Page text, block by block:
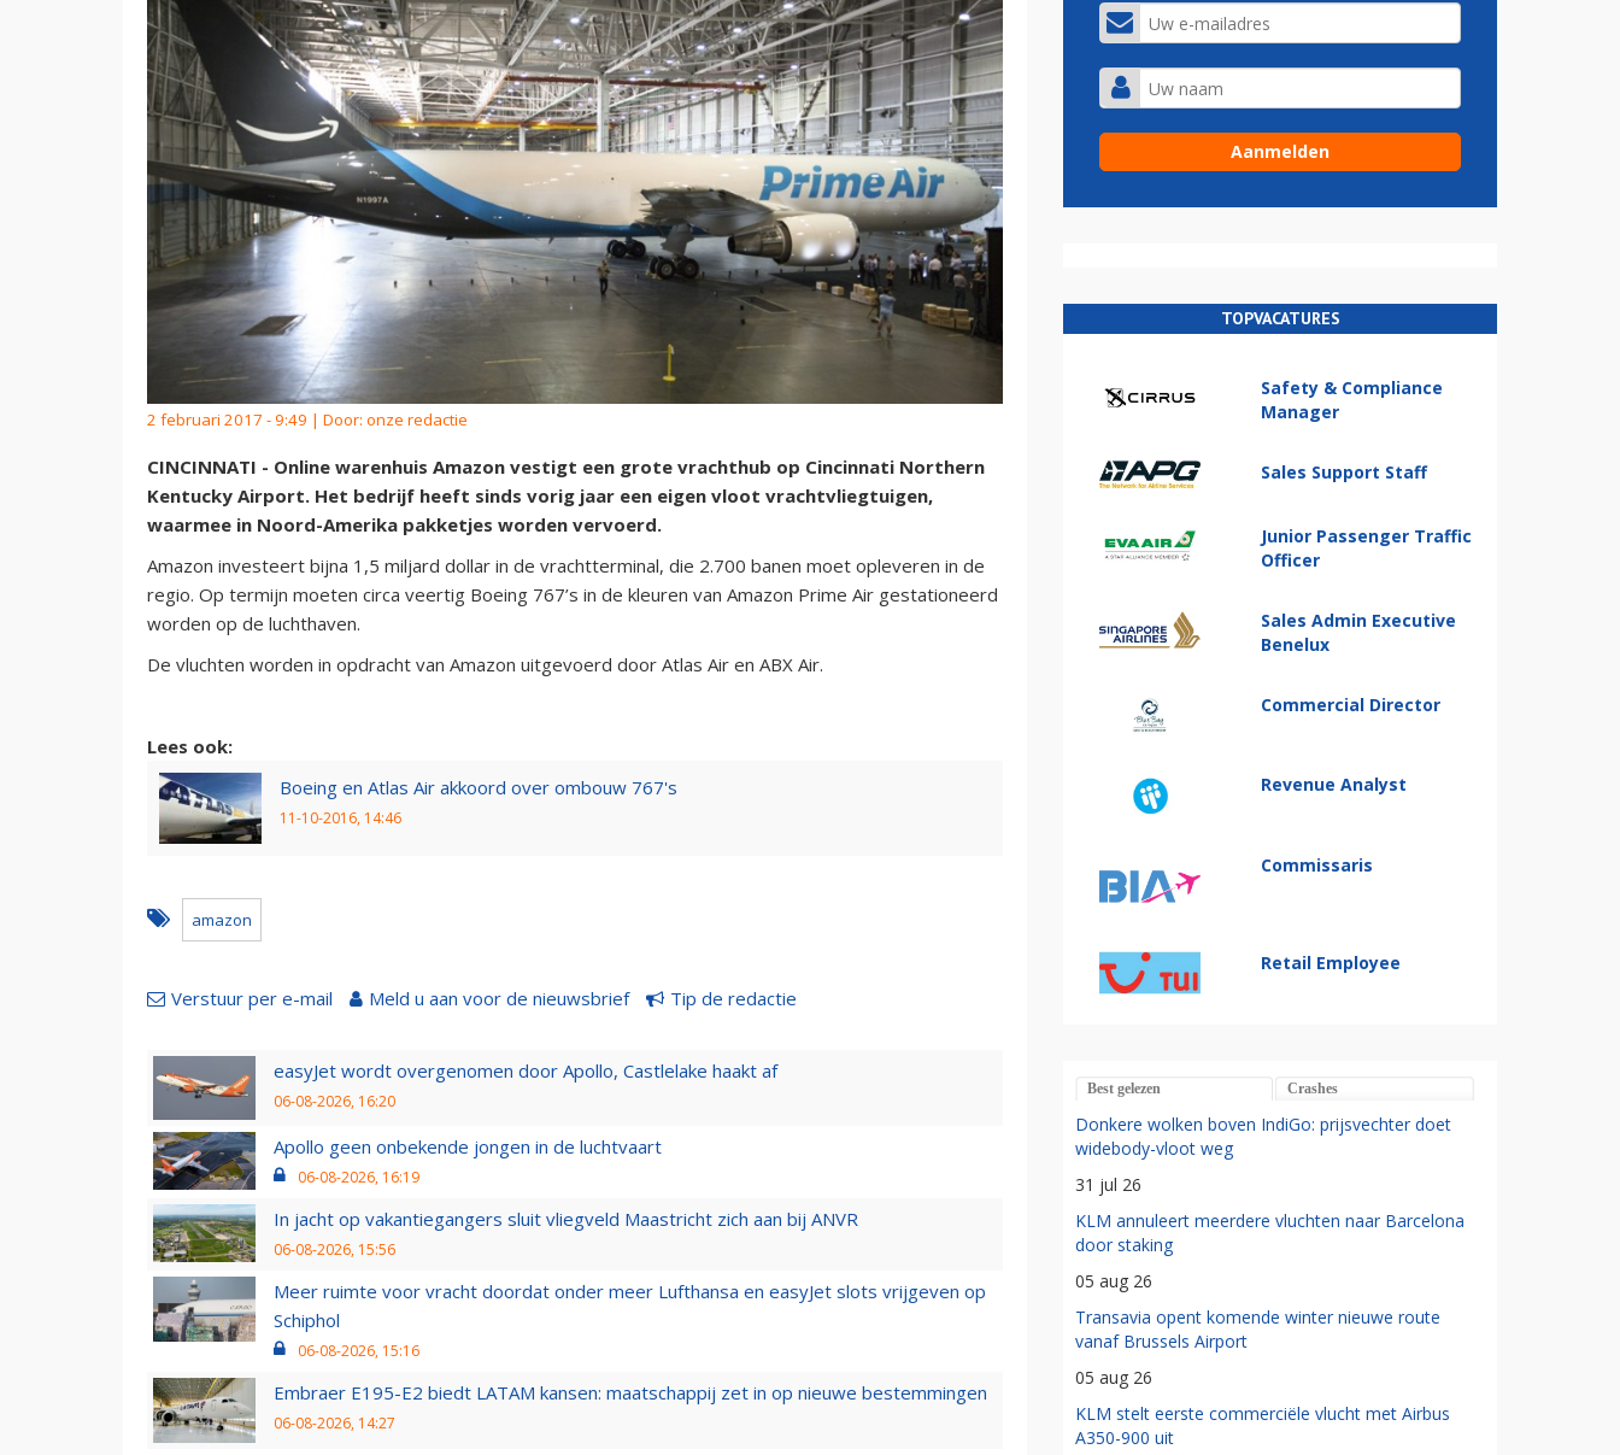
2 februari 2017 - 9:49 | Door: onze redactie
CINCINNATI - Online warenhuis Amazon vestigt een grote vrachthub op Cincinnati Northern
Kentucky Airport. Het bedrijf heeft sinds vorig jaar een eigen vloot vrachtvliegtuigen,
waarmee in Noord-Amerika pakketjes worden vervoerd.
Amazon investeert bijna 1,5 miljard dollar in de vrachtterminal, die 2.700 banen moet opleveren in de
regio. Op termijn moeten circa veertig Boeing 767’s in de kleuren van Amazon Prime Air gestationeerd
worden op de luchthaven.
De vluchten worden in opdracht van Amazon uitgevoerd door Atlas Air en ABX Air.
Lees ook:
Boeing en Atlas Air akkoord over ombouw 767's
11-10-2016, 14:46
amazon
Verstuur per e-mail Meld u aan voor de nieuwsbrief Tip de redactie
easyJet wordt overgenomen door Apollo, Castlelake haakt af
06-08-2026, 16:20
Apollo geen onbekende jongen in de luchtvaart
06-08-2026, 16:19
In jacht op vakantiegangers sluit vliegveld Maastricht zich aan bij ANVR
06-08-2026, 15:56
Meer ruimte voor vracht doordat onder meer Lufthansa en easyJet slots vrijgeven op
Schiphol
06-08-2026, 15:16
Embraer E195-E2 biedt LATAM kansen: maatschappij zet in op nieuwe bestemmingen
06-08-2026, 14:27
TOPVACATURES
Safety & Compliance
Manager
Sales Support Staff
Junior Passenger Traffic
Officer
Sales Admin Executive
Benelux
Commercial Director
Revenue Analyst
Commissaris
Retail Employee
Best gelezen Crashes
Donkere wolken boven IndiGo: prijsvechter doet
widebody-vloot weg
31 jul 26
KLM annuleert meerdere vluchten naar Barcelona
door staking
05 aug 26
Transavia opent komende winter nieuwe route
vanaf Brussels Airport
05 aug 26
KLM stelt eerste commerciële vlucht met Airbus
A350-900 uit